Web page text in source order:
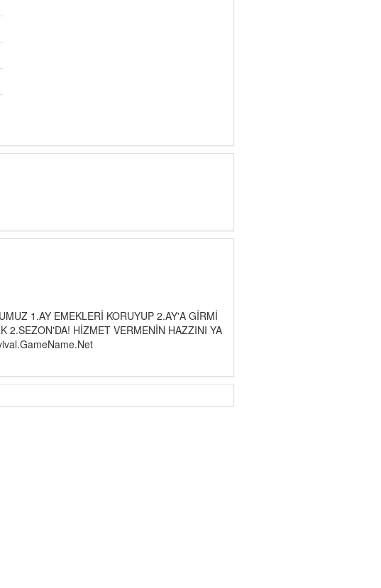
1.AY EMEKLERİ KORUYUP 2.AY'A GİRMİ
2.SEZON'DA! HİZMET VERMENİN HAZZINI YA